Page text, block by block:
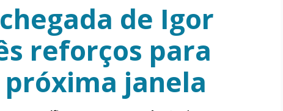
de Igor
reforços para
janela